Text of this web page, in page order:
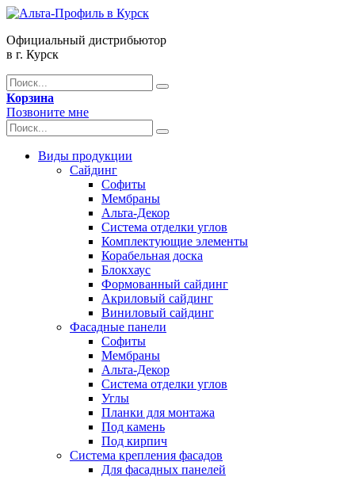
Официальный дистрибьютор
в г. Курск
Корзина
Позвоните мне
Виды продукции
Сайдинг
Софиты
Мембраны
Альта-Декор
Система отделки углов
Комплектующие элементы
Корабельная доска
Блокхаус
Формованный сайдинг
Акриловый сайдинг
Виниловый сайдинг
Фасадные панели
Софиты
Мембраны
Альта-Декор
Система отделки углов
Углы
Планки для монтажа
Под камень
Под кирпич
Система крепления фасадов
Для фасадных панелей